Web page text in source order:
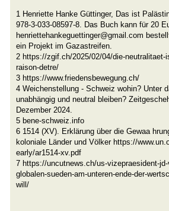
1 Henriette Hanke Güttinger, Das ist
978-3-033-08597-8. Das Buch kann für 20
henriettehankeguettinger@gmail.com
ein Projekt im Gazastreifen.
2 https://zgif.ch/2025/02/04/die-neutralitaet-
raison-detre/
3 https://www.friedensbewegung.ch/
4 Weichenstellung - Schweiz wohin? Unter
unabhängig und neutral bleiben?
Dezember 2024.
5 bene-schweiz.info
6 1514 (XV). Erklärung über die Gewaa
koloniale Länder und Völker https://
early/ar1514-xv.pdf
7 https://uncutnews.ch/us-vizepraesident-
globalen-sueden-am-unteren-ende-der-
will/